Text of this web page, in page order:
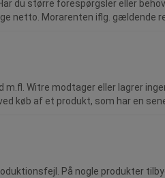
du større forespørgsler eller
netto. Morarenten iflg. gældende
Witre modtager eller lagrer
køb af et produkt, som har en
På nogle produkter